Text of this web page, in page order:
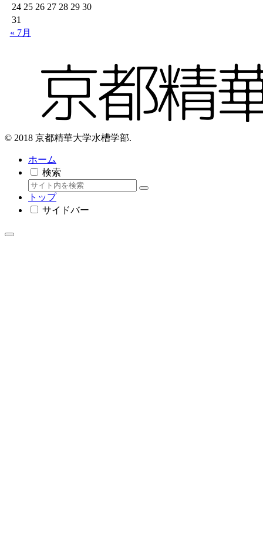
24 25 26 27 28 29 30
31
« 7月
© 2018 京都精華大学水槽学部.
ホーム
検索
トップ
サイドバー